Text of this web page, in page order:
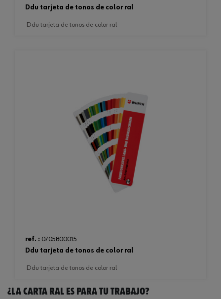
ddu tarjeta de tonos de color ral
ddu tarjeta de tonos de color ral
ref. : 0705800015
ddu tarjeta de tonos de color ral
ddu tarjeta de tonos de color ral
¿La carta RAL es para tu trabajo?